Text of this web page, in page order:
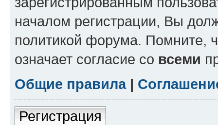
началом регистрации, Вы
политикой форума. Помните,
означает согласие со всеми
Общие правила|
Регистрация